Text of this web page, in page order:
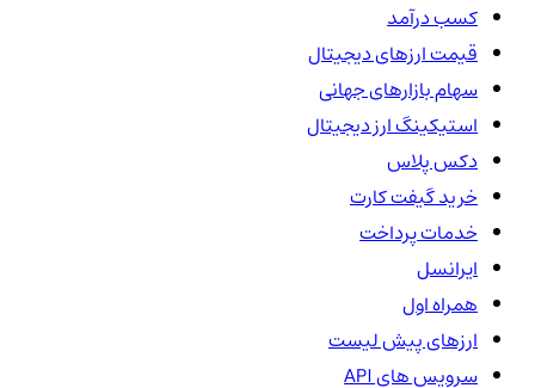
کسب درآمد
قیمت ارزهای دیجیتال
سهام بازارهای جهانی
استیکینگ ارز دیجیتال
دکس پلاس
خرید گیفت کارت
خدمات پرداخت
ایرانسل
همراه اول
ارزهای پیش لیست
سرویس های API